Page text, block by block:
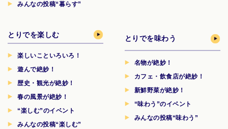
みんなの投稿“暮らす”
とりでを楽しむ
楽しいこといろいろ！
遊んで絶妙！
歴史・観光が絶妙！
春の風景が絶妙！
“楽しむ”のイベント
みんなの投稿“楽しむ”
とりでを味わう
名物が絶妙！
カフェ・飲食店が絶妙！
新鮮野菜が絶妙！
“味わう”のイベント
みんなの投稿“味わう”